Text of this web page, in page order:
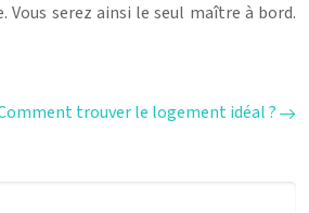
serez ainsi le seul maître à bord.
trouver le logement idéal ?